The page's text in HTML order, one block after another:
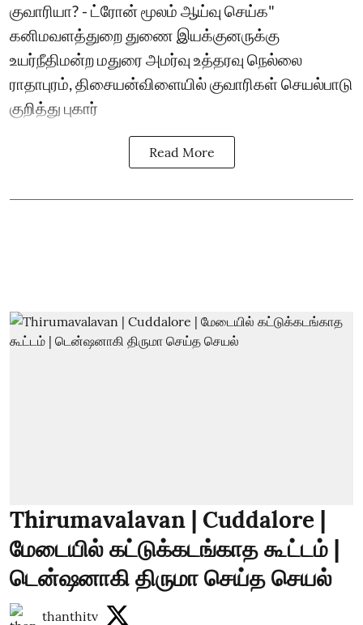
குவாரியா? - ட்ரோன் மூலம் ஆய்வு செய்க"
கனிமவளத்துறை துணை இயக்குனருக்கு
உயர்நீதிமன்ற மதுரை அமர்வு உத்தரவு நெல்லை
ராதாபுரம், திசையன்விளையில் குவாரிகள் செயல்பாடு
குறித்து புகார்
Read More
Thirumavalavan | Cuddalore |
மேடையில் கட்டுக்கடங்காத கூட்டம் |
டென்ஷனாகி திருமா செய்த செயல்
thanthitv